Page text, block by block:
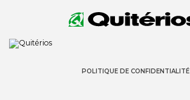
POLITIQUE DE CONFIDENTIALITÉ